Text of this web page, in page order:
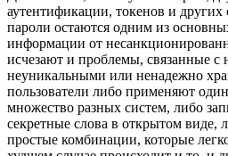
аутентификации, токенов и
пароли остаются одним из
информации от
исчезают и проблемы, связанные с
неуникальными или ненадежно
пользователи либо применяют
множество разных систем, либо
секретные слова в открытом виде,
простые комбинации, которые